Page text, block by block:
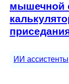
мышечной
ИИ ассистенты